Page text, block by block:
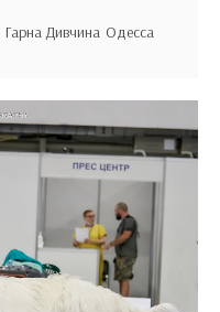
Гарна Дивчина Одесса